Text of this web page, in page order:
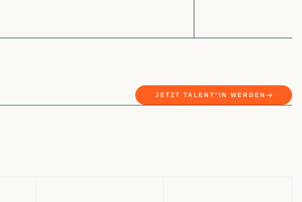
JETZT TALENT*IN WERDEN